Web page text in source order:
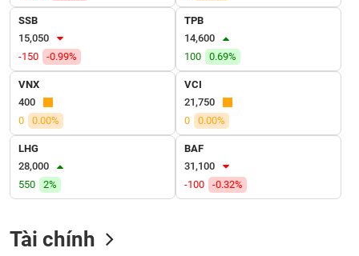
SSB
15,050
-150
-0.99%
TPB
14,600
100
0.69%
VNX
400
0
0.00%
VCI
21,750
0
0.00%
LHG
28,000
550
2%
BAF
31,100
-100
-0.32%
Tài chính
ÍCH
BẤT
ĐỘNG
SẢN
Mã
chứng
khoán
(-)
Tất cả Cổ phiếu